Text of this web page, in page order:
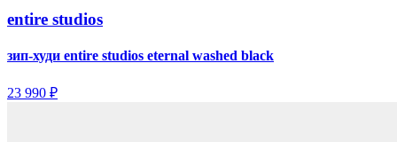
entire studios
зип-худи entire studios eternal washed black
23 990 ₽